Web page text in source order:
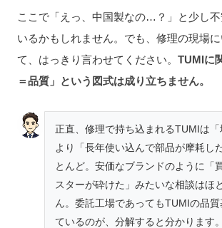
ここで「えっ、中国製なの…？」と少し
いるかもしれません。でも、修理の現場
て、はっきり言わせてください。 TUMIに
＝品質」という図式は成り立ちません。
正直、修理で持ち込まれるTUMIは「
より「長年使い込んで部品が摩耗し
とんど。安価なブランドのように「
スターが砕けた」みたいな相談はほ
ん。委託工場であってもTUMIの品
ているのが、分解すると分かります